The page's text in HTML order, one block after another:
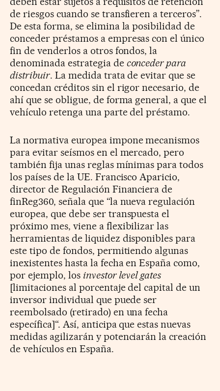
de riesgos cuando se transfieren a terceros”.
De esta forma, se elimina la posibilidad de
conceder préstamos a empresas con el único
fin de venderlos a otros fondos, la
denominada estrategia de conceder para
distribuir. La medida trata de evitar que se
concedan créditos sin el rigor necesario, de
ahí que se obligue, de forma general, a que el
vehículo retenga una parte del préstamo.
La normativa europea impone mecanismos
para evitar seísmos en el mercado, pero
también fija unas reglas mínimas para todos
los países de la UE. Francisco Aparicio,
director de Regulación Financiera de
finReg360, señala que “la nueva regulación
europea, que debe ser transpuesta el
próximo mes, viene a flexibilizar las
herramientas de liquidez disponibles para
este tipo de fondos, permitiendo algunas
inexistentes hasta la fecha en España como,
por ejemplo, los investor level gates
[limitaciones al porcentaje del capital de un
inversor individual que puede ser
reembolsado (retirado) en una fecha
específica]“. Así, anticipa que estas nuevas
medidas agilizarán y potenciarán la creación
de vehículos en España.